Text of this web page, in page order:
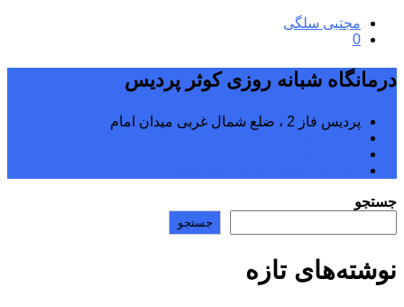
مجتبی سلگی
0
درمانگاه شبانه روزی کوثر پردیس
پردیس فاز 2 ، ضلع شمال غربی میدان امام
جستجو
جستجو
نوشته‌های تازه